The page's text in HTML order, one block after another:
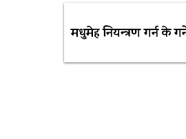
मधुमेह नियन्त्रण गर्न के